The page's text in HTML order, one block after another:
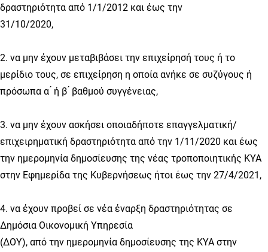
δραστηριότητα από 1/1/2012 και έως την
31/10/2020,
2. να μην έχουν μεταβιβάσει την επιχείρησή τους ή το
μερίδιο τους, σε επιχείρηση η οποία ανήκε σε συζύγους ή
πρόσωπα α ́ ή β ́ βαθμού συγγένειας,
3. να μην έχουν ασκήσει οποιαδήποτε επαγγελματική/
επιχειρηματική δραστηριότητα από την 1/11/2020 και έως
την ημερομηνία δημοσίευσης της νέας τροποποιητικής ΚΥΑ
στην Εφημερίδα της Κυβερνήσεως ήτοι έως την 27/4/2021,
4. να έχουν προβεί σε νέα έναρξη δραστηριότητας σε
Δημόσια Οικονομική Υπηρεσία
(ΔΟΥ), από την ημερομηνία δημοσίευσης της ΚΥΑ στην